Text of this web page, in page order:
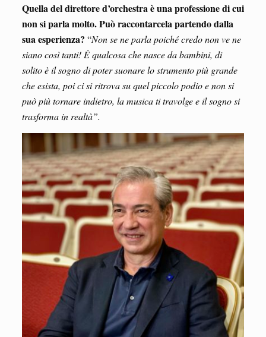
Quella del direttore d’orchestra è una professione di cui
non si parla molto. Può raccontarcela partendo dalla
sua esperienza? “Non se ne parla poiché credo non ve ne
siano così tanti! È qualcosa che nasce da bambini, di
solito è il sogno di poter suonare lo strumento più grande
che esista, poi ci si ritrova su quel piccolo podio e non si
può più tornare indietro, la musica ti travolge e il sogno si
trasforma in realtà”.